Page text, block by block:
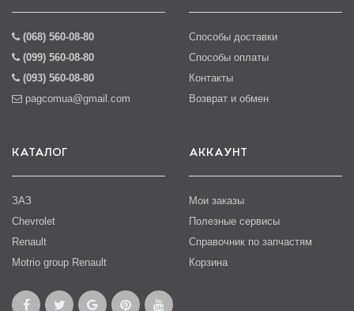
(068) 560-08-80
(099) 560-08-80
(093) 560-08-80
pagcomua@gmail.com
Способы доставки
Способы оплаты
Контакты
Возврат и обмен
КАТАЛОГ
ЗАЗ
Chevrolet
Renault
Motrio group Renault
АККАУНТ
Мои заказы
Полезные сервисы
Справочник по запчастям
Корзина